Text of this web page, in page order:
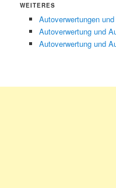
WEITERES
Autoverwertungen
Autoverwertung und
Autoverwertung und